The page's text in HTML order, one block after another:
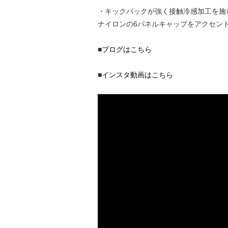
・キックバックが強く接触冷感加工を
ナイロンの6パネルキャップをアクセン
■ブログはこちら
■インスタ動画はこちら